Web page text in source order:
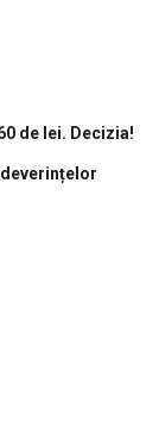
de lei. Decizia!